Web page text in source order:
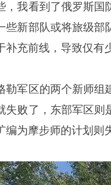
，我看到了俄罗斯国
些新部队或将旅级部
补充前线，导致仅有
勒军区的两个新师组
失败了，东部军区则
编为摩步师的计划则